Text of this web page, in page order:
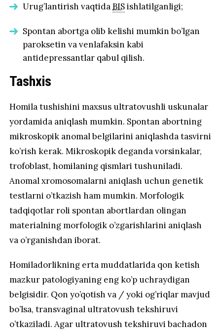
Urug’lantirish vaqtidaBISishlatilganligi;
Spontan abortga olib kelishi mumkin bo’lgan
paroksetin va venlafaksin kabi
antidepressantlar qabul qilish.
Tashxis
Homila tushishini maxsus ultratovushli uskunalar
yordamida aniqlash mumkin. Spontan abortning
mikroskopik anomal belgilarini aniqlashda tasvirni
ko’rish kerak. Mikroskopik deganda vorsinkalar,
trofoblast, homilaning qismlari tushuniladi.
Anomal xromosomalarni aniqlash uchun genetik
testlarni o’tkazish ham mumkin. Morfologik
tadqiqotlar roli spontan abortlardan olingan
materialning morfologik o’zgarishlarini aniqlash
va o’rganishdan iborat.
Homiladorlikning erta muddatlarida qon ketish
mazkur patologiyaning eng ko’p uchraydigan
belgisidir. Qon yo’qotish va / yoki og’riqlar mavjud
bo’lsa, transvaginal ultratovush tekshiruvi
o’tkaziladi. Agar ultratovush tekshiruvi bachadon